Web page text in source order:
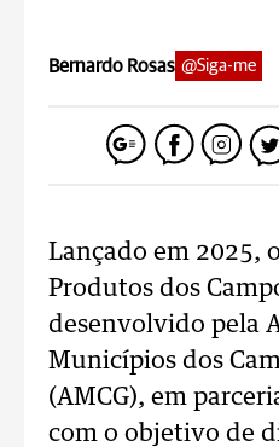
Bernardo Rosas @Siga-me
Lançado em 2025,
Produtos dos
desenvolvido pela
Municípios dos
(AMCG), em
com o objetivo de